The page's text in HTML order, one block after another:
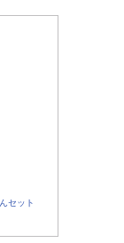
セット